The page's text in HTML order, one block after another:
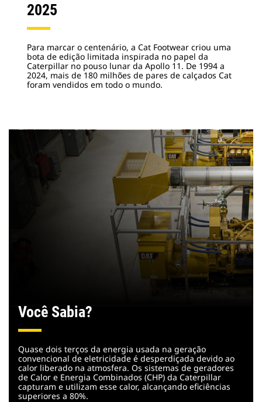
2025
Para marcar o centenário, a Cat Footwear criou uma
bota de edição limitada inspirada no papel da
Caterpillar no pouso lunar da Apollo 11. De 1994 a
2024, mais de 180 milhões de pares de calçados Cat
foram vendidos em todo o mundo.
Você Sabia?
Quase dois terços da energia usada na geração
convencional de eletricidade é desperdiçada devido ao
calor liberado na atmosfera. Os sistemas de geradores
de Calor e Energia Combinados (CHP) da Caterpillar
capturam e utilizam esse calor, alcançando eficiências
superiores a 80%.